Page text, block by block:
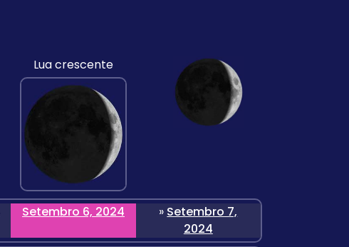
Lua crescente
Setembro 6, 2024 » Setembro 7,
2024